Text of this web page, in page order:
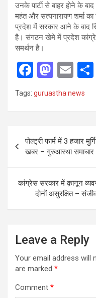
उनके पार्टी से बाहर होने के
महंत और सत्यनारायण शर्मा
प्रदेश में सरकार आने के बाद
है। संगठन खेमे में प्रदेश
समर्थन है।
F
ce
o
o
k
M
a
st
d
o
n
E
ail
Tags: guruastha news
Post
navigation
पोल्ट्री फार्म में 3 हजार
खबर – गुरुआस्था समाचार
कांग्रेस सरकार में क़ानून
दोनों असुरक्षित –
Leave a Reply
Your email address will
are marked *
Comment *